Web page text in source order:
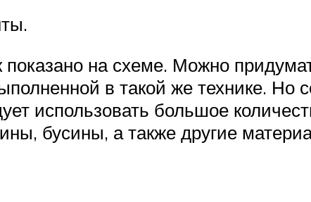
показано на схеме. Можно
в такой же технике. Но
использовать большое
бусины, а также другие